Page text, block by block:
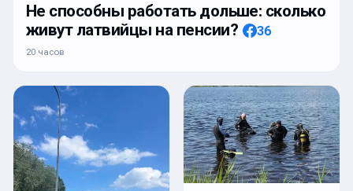
Не способны работать дольше: сколько
живут латвийцы на пенсии?
36
20 часов